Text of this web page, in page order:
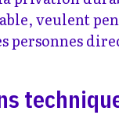
veulent
personnes